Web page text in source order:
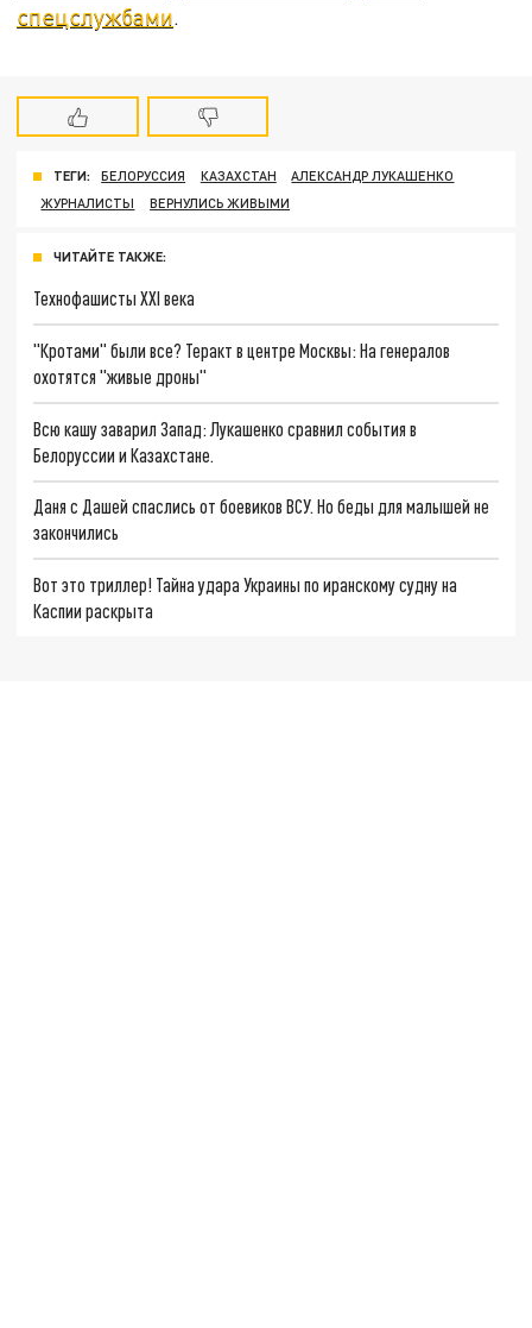
спецслужбами.
ТЕГИ: БЕЛОРУССИЯ КАЗАХСТАН
АЛЕКСАНДР ЛУКАШЕНКО
ЖУРНАЛИСТЫ
ВЕРНУЛИСЬ ЖИВЫМИ
ЧИТАЙТЕ ТАКЖЕ:
Технофашисты XXI века
"Кротами" были все? Теракт в центре Москвы: На генералов
охотятся "живые дроны"
Всю кашу заварил Запад: Лукашенко сравнил события в
Белоруссии и Казахстане.
Даня с Дашей спаслись от боевиков ВСУ. Но беды для малышей не
закончились
Вот это триллер! Тайна удара Украины по иранскому судну на
Каспии раскрыта